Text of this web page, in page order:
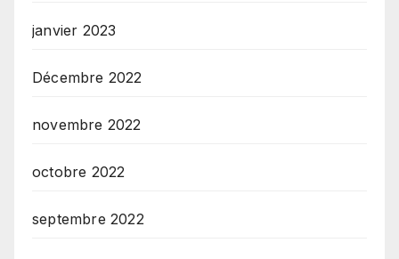
janvier 2023
Décembre 2022
novembre 2022
octobre 2022
septembre 2022